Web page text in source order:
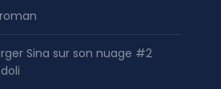
Sina sur son nuage #2